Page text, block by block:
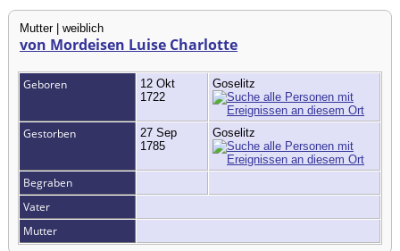
Mutter | weiblich
von Mordeisen Luise Charlotte
Geboren
12 Okt
1722
Goselitz
Gestorben
27 Sep
1785
Goselitz
Begraben
Vater
Mutter